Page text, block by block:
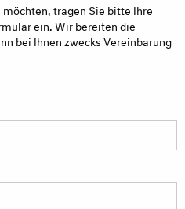
tragen Sie bitte Ihre
ein. Wir bereiten die
bei Ihnen zwecks Vereinbarung